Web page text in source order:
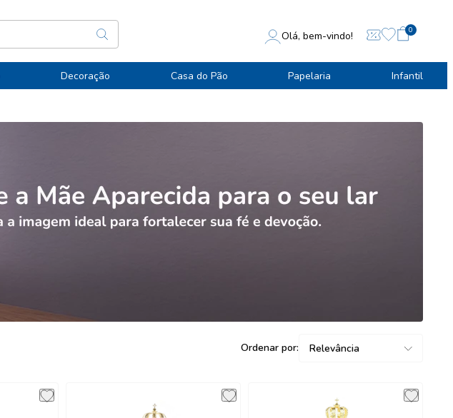
Olá, bem-vindo! 0
Decoração Casa do Pão Papelaria Infantil
Ordenar por: Relevância